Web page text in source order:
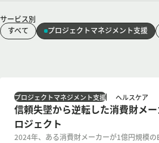
サービス別
すべて
プロジェクトマネジメント支援
信頼失墜から逆転した消費財メ
ロジェクト
2024年、ある消費財メーカーが1億円規模
プロジェクトマネジメント支援 ヘルスケア